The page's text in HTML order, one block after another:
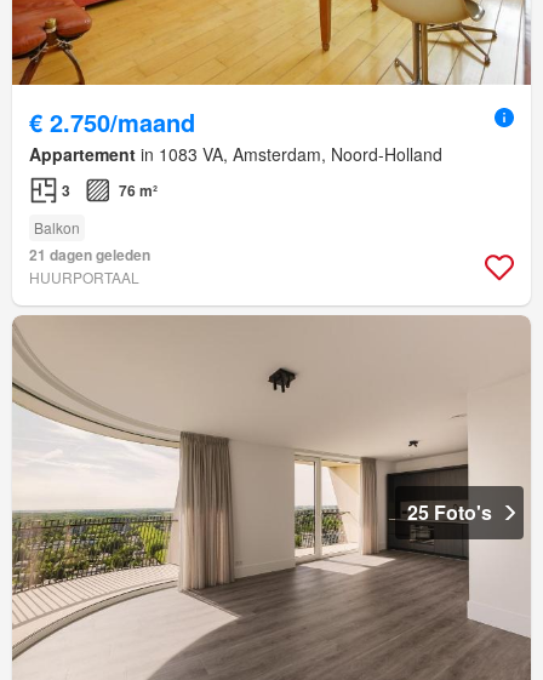
€ 2.750/maand
Appartement in 1083 VA, Amsterdam, Noord-Holland
3 76 m²
Balkon
21 dagen geleden
HUURPORTAAL
25 Foto's